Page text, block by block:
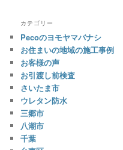
カテゴリー
Pecoのヨモヤマバナシ
お住まいの地域の施工事例
お客様の声
お引渡し前検査
さいたま市
ウレタン防水
三郷市
八潮市
千葉